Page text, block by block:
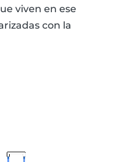
viven en ese
con la